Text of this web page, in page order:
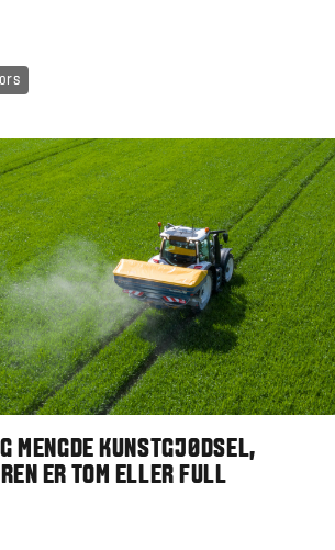
MENGDE KUNSTGJØDSEL,
ER TOM ELLER FULL